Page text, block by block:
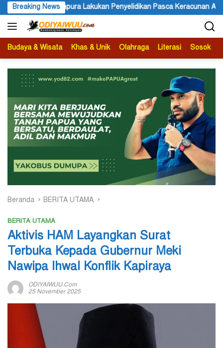
Langsung
ke
konten
Breaking News
Lakukan Penyelidikan Pasca Keracunan Akibat Dugaan Menu
Budaya & Wisata Khas & Unik Olahraga Literasi Sosok
Beranda BERITA UTAMA
BERITA UTAMA
Aktivis HAM Layangkan Surat
Terbuka Kepada Gubernur Meki
Nawipa Ihwal Konflik Kapiraya
ODIYAIWUU.com
25 November 2025